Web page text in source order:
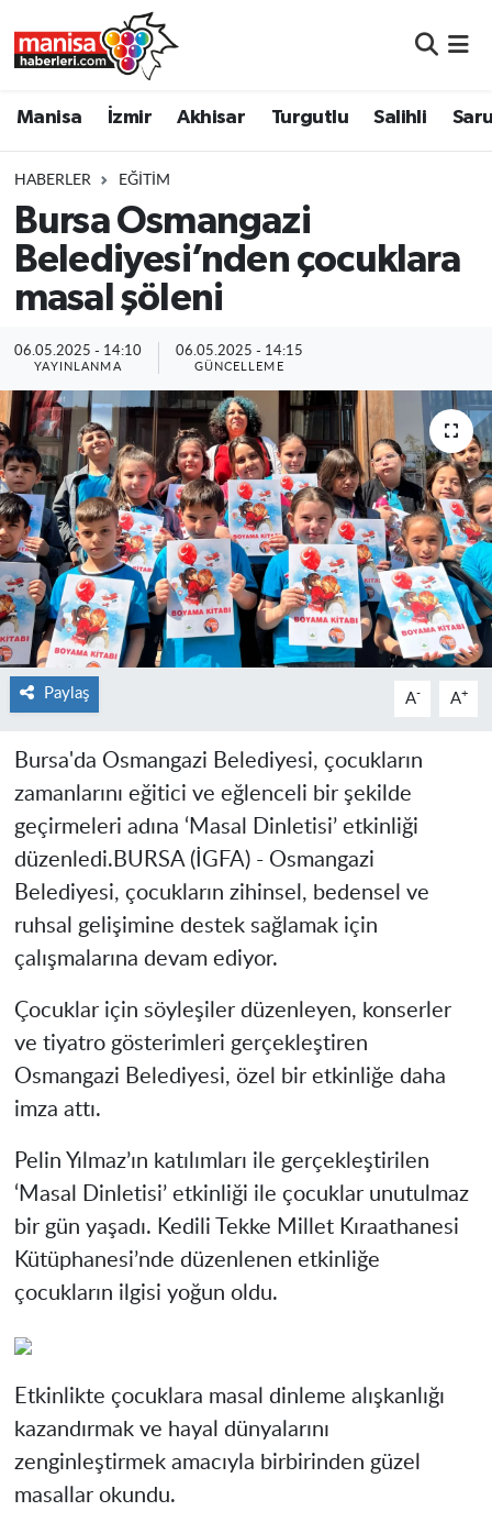
Manisa İzmir Akhisar Turgutlu Salihli
HABERLER EĞITIM
Bursa Osmangazi
Belediyesi’nden çocuklara
masal şöleni
06.05.2025 - 14:10
YAYINLANMA
06.05.2025 - 14:15
GÜNCELLEME
Paylaş A- A+
Bursa'da Osmangazi Belediyesi, çocukların
zamanlarını eğitici ve eğlenceli bir şekilde
geçirmeleri adına ‘Masal Dinletisi’ etkinliği
düzenledi. BURSA (İGFA) - Osmangazi
Belediyesi, çocukların zihinsel, bedensel ve
ruhsal gelişimine destek sağlamak için
çalışmalarına devam ediyor.
Çocuklar için söyleşiler düzenleyen, konserler
ve tiyatro gösterimleri gerçekleştiren
Osmangazi Belediyesi, özel bir etkinliğe daha
imza attı.
Pelin Yılmaz’ın katılımları ile gerçekleştirilen
‘Masal Dinletisi’ etkinliği ile çocuklar unutulmaz
bir gün yaşadı. Kedili Tekke Millet Kıraathanesi
Kütüphanesi’nde düzenlenen etkinliğe
çocukların ilgisi yoğun oldu.
Etkinlikte çocuklara masal dinleme alışkanlığı
kazandırmak ve hayal dünyalarını
zenginleştirmek amacıyla birbirinden güzel
masallar okundu.
Turgutlu
Salihli
Saruhanlı
Soma
Resmi İlanlar
Manisa Nöbetçi Eczaneler
Manisa Trafik Yoğunluk Haritası
Süper Lig Puan Durumu ve Fikstür
Tüm Manşetler
Son Dakika Haberleri
Haber Arşivi